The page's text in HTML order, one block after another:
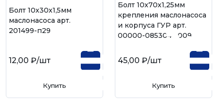
Болт 10х30х1,5мм
маслонасоса арт.
201499-п29
12,00 ₽/шт
Купить
Болт 10х70х1,25мм
крепления маслонасоса
и корпуса ГУР арт.
00000-0853041-009
45,00 ₽/шт
Купить